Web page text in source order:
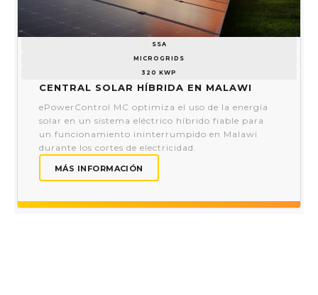
SSA
MICROGRIDS
320 KWP
Central solar híbrida en Malawi
ePowerControl MC optimiza el uso de la energía
solar en un sistema eléctrico híbrido fiable para
un funcionamiento ininterrumpido en Malawi
durante los cortes de electricidad.
MÁS INFORMACIÓN